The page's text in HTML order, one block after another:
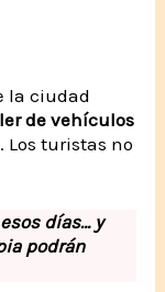
la ciudad
de vehículos
Los turistas no
días… y
podrán